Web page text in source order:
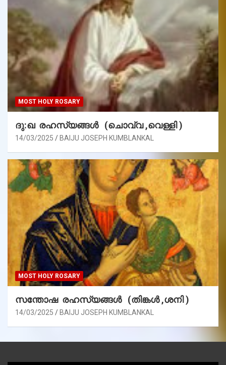
MOST HOLY ROSARY
ദു:ഖ രഹസ്യങ്ങൾ (ചൊവ്വ ,വെള്ളി )
14/03/2025 BAIJU JOSEPH KUMBLANKAL
MOST HOLY ROSARY
സന്തോഷ രഹസ്യങ്ങൾ (തിങ്കൾ ,ശനി )
14/03/2025 BAIJU JOSEPH KUMBLANKAL